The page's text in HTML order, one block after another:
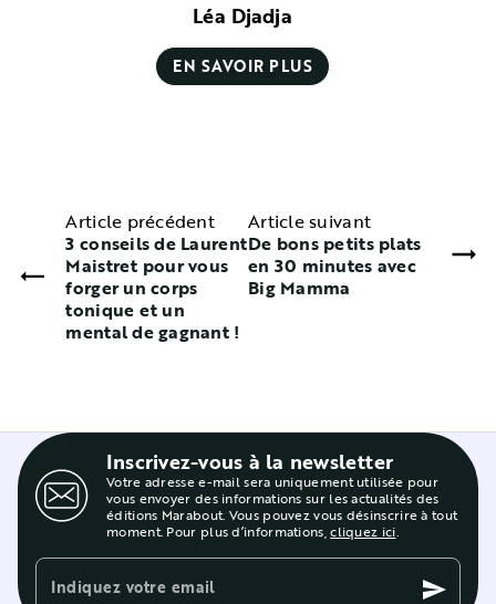
Léa Djadja
EN SAVOIR PLUS
Article précédent
3 conseils de Laurent
Maistret pour vous
forger un corps
tonique et un
mental de gagnant !
Article suivant
De bons petits plats
en 30 minutes avec
Big Mamma
Inscrivez-vous à la newsletter
Votre adresse e-mail sera uniquement utilisée pour
vous envoyer des informations sur les actualités des
éditions Marabout. Vous pouvez vous désinscrire à tout
moment. Pour plus d’informations,cliquez ici.
Indiquez votre email send